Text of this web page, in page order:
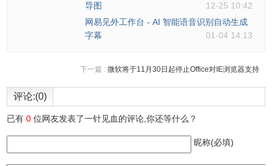
导图
12-25 10:42
网易见外工作台 - AI 智能语音识别自动生成
字幕
01-04 14:13
下一篇 : 微软将于11月30日起停止Office对IE浏览器支持
评论:(0)
已有0 位网友发表了一针见血的评论,你还等什么？
昵称(必填)